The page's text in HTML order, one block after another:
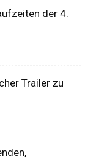
der 4.
Trailer zu